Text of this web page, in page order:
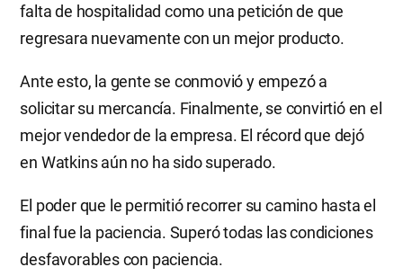
falta de hospitalidad como una petición de que
regresara nuevamente con un mejor producto.
Ante esto, la gente se conmovió y empezó a
solicitar su mercancía. Finalmente, se convirtió en el
mejor vendedor de la empresa. El récord que dejó
en Watkins aún no ha sido superado.
El poder que le permitió recorrer su camino hasta el
final fue la paciencia. Superó todas las condiciones
desfavorables con paciencia.